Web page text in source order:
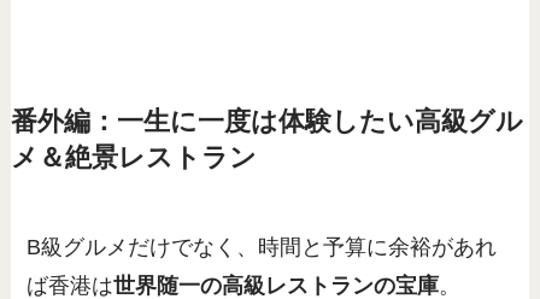
番外編：一生に一度は体験したい高級グル
メ＆絶景レストラン
B級グルメだけでなく、時間と予算に余裕があれ
ば香港は世界随一の高級レストランの宝庫。